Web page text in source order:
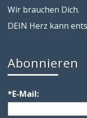
Wir brauchen Dich.
DEIN Herz kann
Abonnieren
*E-Mail: